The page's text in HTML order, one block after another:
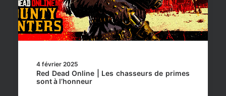
4 février 2025
Red Dead Online | Les chasseurs de primes
sont à l’honneur